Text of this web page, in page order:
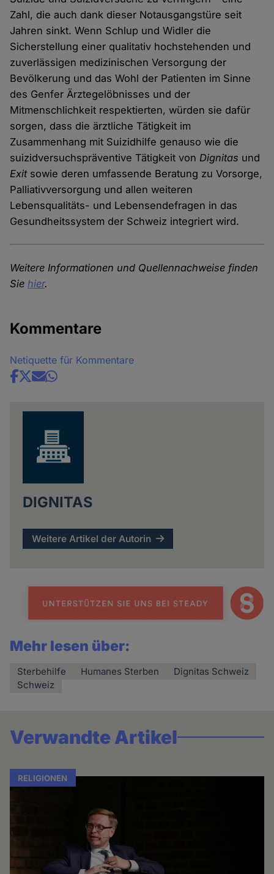
Zahl, die auch dank dieser Notausgangstüre seit
Jahren sinkt. Wenn Schlup und Widler die
Sicherstellung einer qualitativ hochstehenden und
zuverlässigen medizinischen Versorgung der
Bevölkerung und das Wohl der Patienten im Sinne
des Genfer Ärztegelöbnisses und der
Mitmenschlichkeit respektierten, würden sie dafür
sorgen, dass die ärztliche Tätigkeit im
Zusammenhang mit Suizidhilfe genauso wie die
suizidversuchspräventive Tätigkeit vonDignitas und
Exitsowie deren umfassende Beratung zu Vorsorge,
Palliativversorgung und allen weiteren
Lebensqualitäts- und Lebensendefragen in das
Gesundheitssystem der Schweiz integriert wird.
Weitere Informationen und Quellennachweise finden
Siehier.
Kommentare
Netiquette für Kommentare
Share
DIGNITAS
Weitere Artikel der Autorin
Mehr lesen über:
Sterbehilfe Humanes Sterben
Dignitas Schweiz
Schweiz
Verwandte Artikel
RELIGIONEN